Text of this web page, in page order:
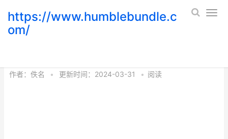
https://www.humblebundle.c
om/
作者： 佚名 • 更新时间：2024-03-31 • 阅读